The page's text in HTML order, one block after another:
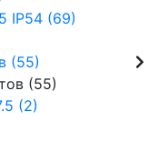
IP54 (69)
(55)
(55)
(2)